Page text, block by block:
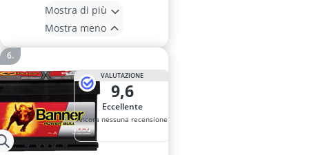
Mostra di più
Mostra meno
VALUTAZIONE
9,6
Eccellente
Ancora nessuna recensione